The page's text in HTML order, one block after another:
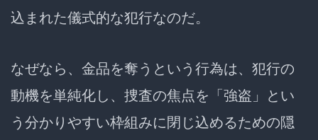
込まれた儀式的な犯行なのだ。
なぜなら、金品を奪うという行為は、犯行の
動機を単純化し、捜査の焦点を「強盗」とい
う分かりやすい枠組みに閉じ込めるための隠